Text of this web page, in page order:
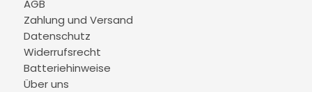
AGB
Zahlung und Versand
Datenschutz
Widerrufsrecht
Batteriehinweise
Über uns